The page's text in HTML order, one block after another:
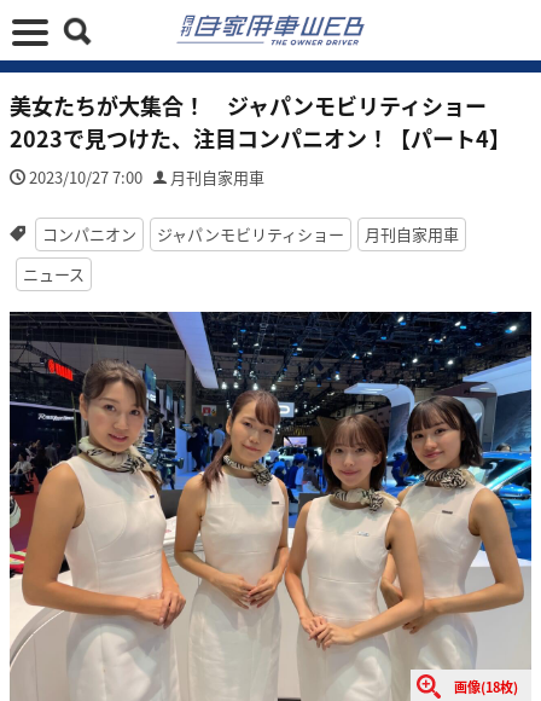
美女たちが大集合！ ジャパンモビリティショー
2023で見つけた、注目コンパニオン！【パート4】
2023/10/27 7:00 月刊自家用車
コンパニオン ジャパンモビリティショー
月刊自家用車
ニュース
画像(18枚)